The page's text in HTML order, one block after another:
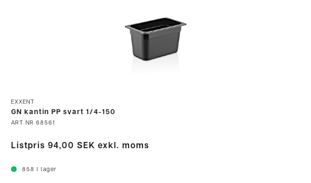
EXXENT
GN kantin PP svart 1/4-150
ART.NR 68561
Listpris 94,00 SEK exkl. moms
858 I lager